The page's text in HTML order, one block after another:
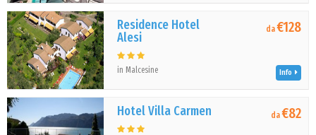
Residence Hotel
Alesi
in Malcesine
da€128
Info
Hotel Villa Carmen da€82